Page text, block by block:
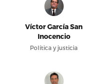
Víctor García San
Inocencio
Política y justicia